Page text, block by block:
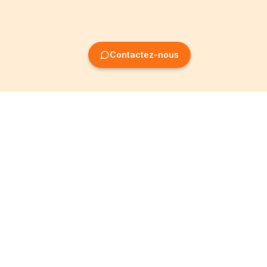
Contactez-nous